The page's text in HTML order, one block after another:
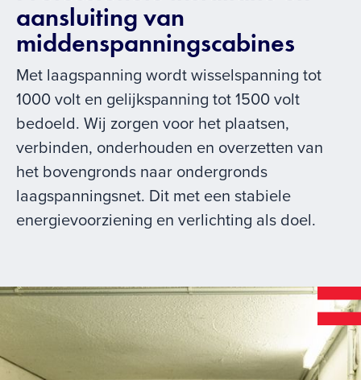
aansluiting van
middenspanningscabines
Met laagspanning wordt wisselspanning tot
1000 volt en gelijkspanning tot 1500 volt
bedoeld. Wij zorgen voor het plaatsen,
verbinden, onderhouden en overzetten van
het bovengronds naar ondergronds
laagspanningsnet. Dit met een stabiele
energievoorziening en verlichting als doel.